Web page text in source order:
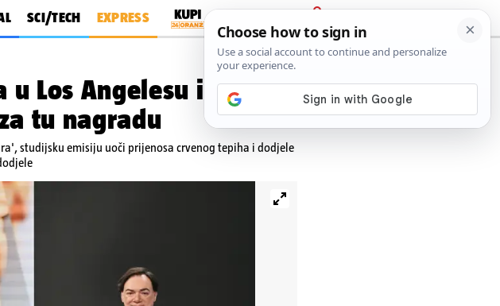
SCI/TECH EXPRESS
PRIJAVA
Los Angelesu i
tu nagradu
studijsku emisiju uoči prijenosa crvenog tepiha i dodjele